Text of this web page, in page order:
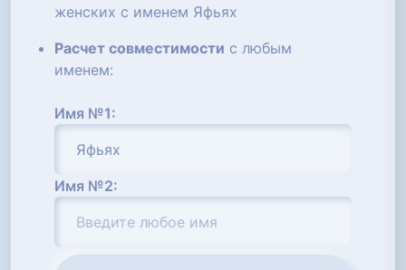
женских с именем Яфьях
Расчет совместимости с любым
именем:
Имя №1:
Имя №2: